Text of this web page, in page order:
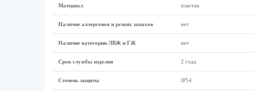
Материал пластик
Наличие аллергенов и резких запахов нет
Наличие категории ЛВЖ и ГЖ нет
Срок службы изделия 2 года
Степень защиты IP54